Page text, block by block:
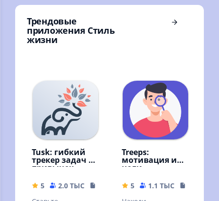
Самолет Плюс
Трендовые
приложения Стиль
жизни
Tusk: гибкий
трекер задач и
привычек
5 2.0 ТЫС
54.94 MB
Treeps:
мотивация и
цели
5 1.1 ТЫС